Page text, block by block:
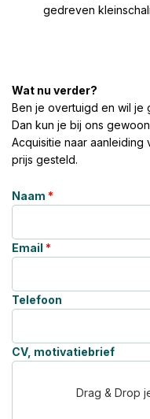
gedreven
Wat nu verder?
Ben je overtuigd en wil je
Dan kun je bij ons
Acquisitie naar
prijs gesteld.
Naam *
Email *
Telefoon
CV, motivatiebrief
Drag & Drop